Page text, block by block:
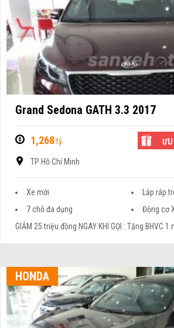
Grand Sedona GATH 3.3 2017
1,268tỷ
TP Hồ Chí Minh
Xe mới
Lắp ráp
7 chỗ đa dụng
Động cơ
GIẢM 25 triệu đồng NGAY KHI GỌI : Tặng BHVC 1
HONDA